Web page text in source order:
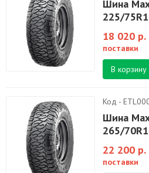
Шина
225/
18 020 р.
поставки
В корзину
Код -
Шина
265/
22 200 р.
поставки